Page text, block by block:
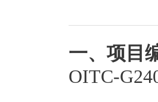
一、项目
OITC-